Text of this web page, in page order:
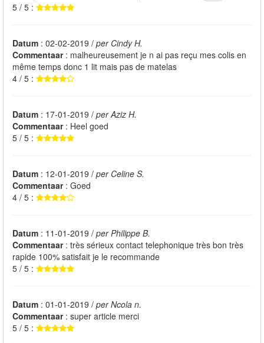
5 / 5 :
Datum : 02-02-2019 / per Cindy H.
Commentaar: malheureusement je n ai pas reçu mes colis en
même temps donc 1 lit mais pas de matelas
4 / 5 :
Datum : 17-01-2019 / per Aziz H.
Commentaar: Heel goed
5 / 5 :
Datum : 12-01-2019 / per Celine S.
Commentaar: Goed
4 / 5 :
Datum : 11-01-2019 / per Philippe B.
Commentaar: très sérieux contact telephonique très bon très
rapide 100% satisfait je le recommande
5 / 5 :
Datum : 01-01-2019 / per Ncola n.
Commentaar: super article merci
5 / 5 :